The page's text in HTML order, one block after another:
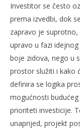
Investitor se često
prema izvedbi, dok
zapravo je
upravo u fazi
boje zidova, nego u
prostor služiti i kako
definira se logika
mogućnosti
prioriteti investicije.
unaprijed, projekt